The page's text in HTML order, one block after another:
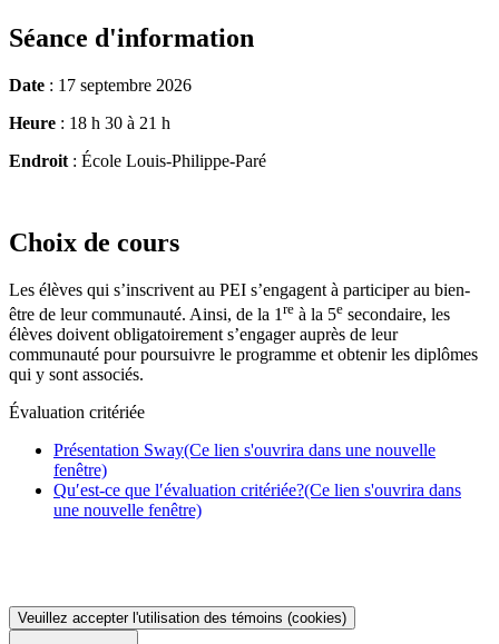
Séance d'information
Date : 17 septembre 2026
Heure : 18 h 30 à 21 h
Endroit : École Louis-Philippe-Paré
Choix de cours
Les élèves qui s’inscrivent au PEI s’engagent à participer au bien-
être de leur communauté. Ainsi, de la 1 re à la 5e secondaire, les
élèves doivent obligatoirement s’engager auprès de leur
communauté pour poursuivre le programme et obtenir les diplômes
qui y sont associés.
Évaluation critériée
Présentation Sway(Ce lien s'ouvrira dans une nouvelle
fenêtre)
Qu′est-ce que l′évaluation critériée?(Ce lien s'ouvrira dans
une nouvelle fenêtre)
Veuillez accepter l'utilisation des témoins (cookies)